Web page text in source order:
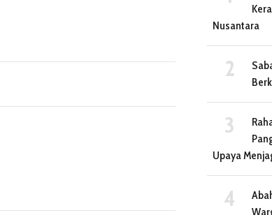
Nusantara
Upaya